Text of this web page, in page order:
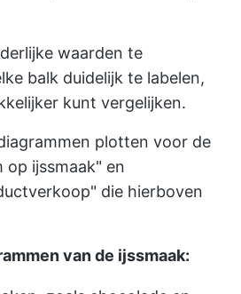
waarden te
balk duidelijk te labelen,
kunt vergelijken.
plotten voor de
op ijssmaak" en
die hierboven
van de ijssmaak: